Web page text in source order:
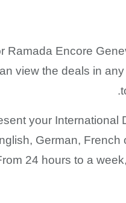
Ramada Encore
view the deals in
your
German,
24 hours to a